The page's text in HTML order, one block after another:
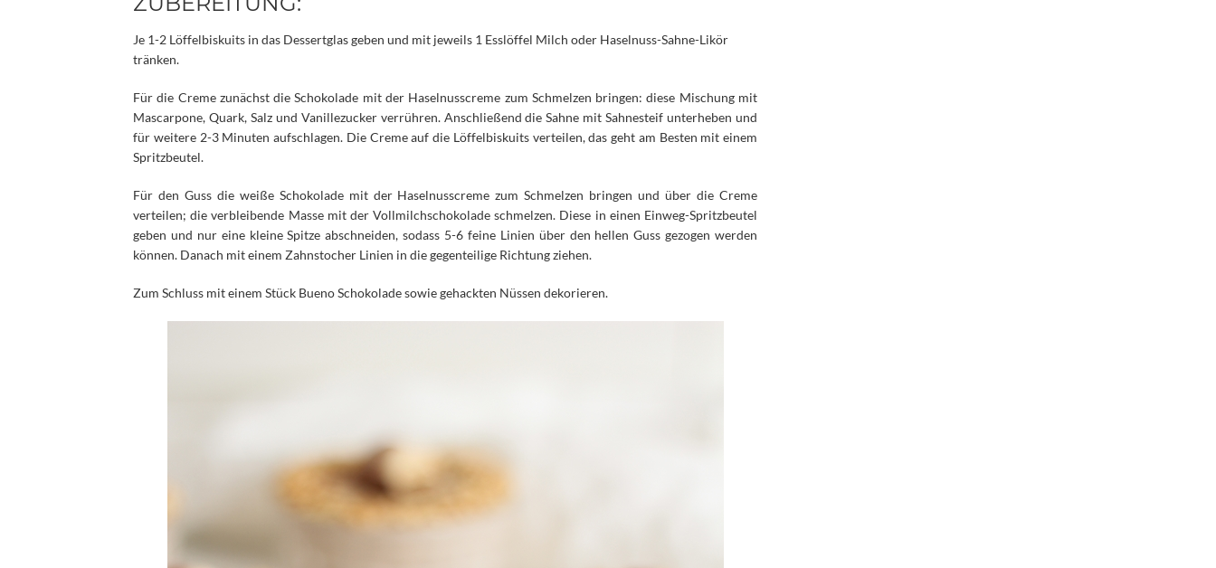
Je 1-2 Löffelbiskuits in das Dessertglas geben und mit jeweils 1 Esslöffel Milch oder Haselnuss-Sahne-Likör
tränken.
Für die Creme zunächst die Schokolade mit der Haselnusscreme zum Schmelzen bringen: diese Mischung mit
Mascarpone, Quark, Salz und Vanillezucker verrühren. Anschließend die Sahne mit Sahnesteif unterheben und
für weitere 2-3 Minuten aufschlagen. Die Creme auf die Löffelbiskuits verteilen, das geht am Besten mit einem
Spritzbeutel.
Für den Guss die weiße Schokolade mit der Haselnusscreme zum Schmelzen bringen und über die Creme
verteilen; die verbleibende Masse mit der Vollmilchschokolade schmelzen. Diese in einen Einweg-Spritzbeutel
geben und nur eine kleine Spitze abschneiden, sodass 5-6 feine Linien über den hellen Guss gezogen werden
können. Danach mit einem Zahnstocher Linien in die gegenteilige Richtung ziehen.
Zum Schluss mit einem Stück Bueno Schokolade sowie gehackten Nüssen dekorieren.